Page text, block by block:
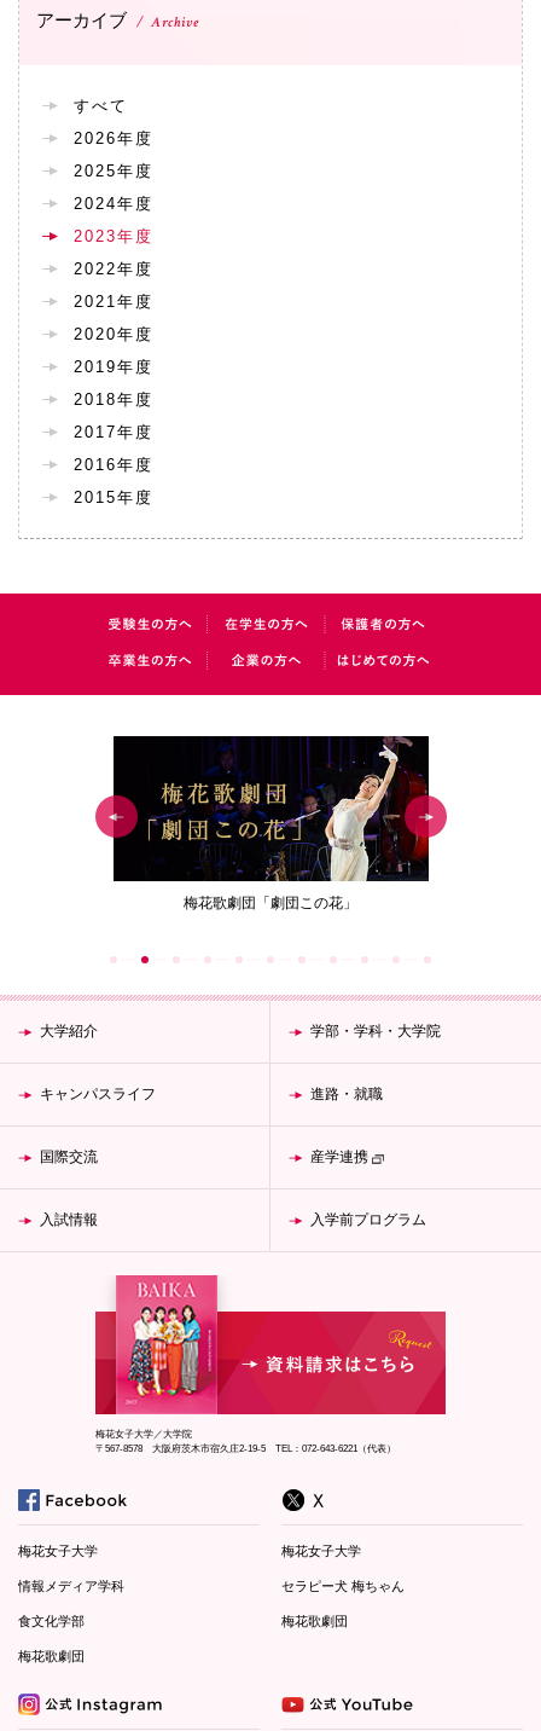
アーカイブ Archive
すべて
2026年度
2025年度
2024年度
2023年度
2022年度
2021年度
2020年度
2019年度
2018年度
2017年度
2016年度
2015年度
梅花歌劇団「劇団この花」
大学紹介 学部・学科・大学院
キャンパスライフ 進路・就職
国際交流 産学連携
入試情報 入学前プログラム
梅花女子大学／大学院
〒567-8578 大阪府茨木市宿久庄2-19-5 TEL：072-643-6221（代表）
梅花女子大学
情報メディア学科
食文化学部
梅花歌劇団
梅花女子大学
セラピー犬 梅ちゃん
梅花歌劇団